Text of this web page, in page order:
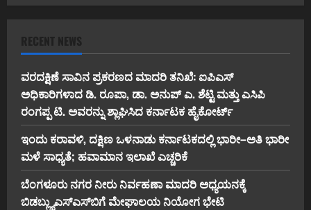
RECENT NEWS
ವರದಕ್ಷಿಣೆ ಸಾವಿನ ಪ್ರಕರಣದ ಮಾದರಿ ತನಿಖೆ: ಐಪಿಎಸ್
ಅಧಿಕಾರಿಗಳಾದ ಡಿ. ರೂಪಾ, ಡಾ. ಅನುಪ್ ಎ. ಶೆಟ್ಟಿ ಮತ್ತು ಎಸಿಪಿ
ರಂಗಪ್ಪ ಟಿ. ಅವರನ್ನು ಶ್ಲಾಘಿಸಿದ ಕರ್ನಾಟಕ ಹೈಕೋರ್ಟ್
ಇಂದು ಕರಾವಳಿ, ದಕ್ಷಿಣ ಒಳನಾಡು ಕರ್ನಾಟಕದಲ್ಲಿ ಭಾರೀ–ಅತಿ ಭಾರೀ
ಮಳೆ ಸಾಧ್ಯತೆ; ಹವಾಮಾನ ಇಲಾಖೆ ಎಚ್ಚರಿಕೆ
ಬೆಂಗಳೂರು ನಗರ ನೀರು ನಿರ್ವಹಣಾ ಮಾದರಿ ಅಧ್ಯಯನಕ್ಕೆ
ಬಿ‌ಡಬ್ಲ್ಯು‌ಎಸ್‌ಎಸ್‌ಬಿಗೆ ಮೇಘಾಲಯ ನಿಯೋಗ ಭೇಟಿ